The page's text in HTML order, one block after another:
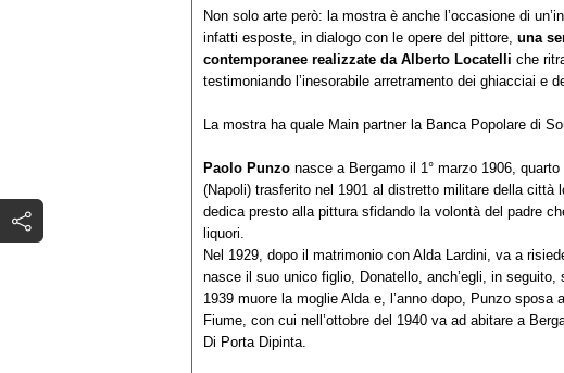
Non solo arte però: la mostra è anche l’occasione di
infatti esposte, in dialogo con le opere del pittore, una
contemporanee realizzate da Alberto Locatelli che
testimoniando l’inesorabile arretramento dei ghiacciai e
La mostra ha quale Main partner la Banca Popolare di
Paolo Punzo nasce a Bergamo il 1° marzo 1906,
(Napoli) trasferito nel 1901 al distretto militare della città
dedica presto alla pittura sfidando la volontà del padre
liquori.
Nel 1929, dopo il matrimonio con Alda Lardini, va a
nasce il suo unico figlio, Donatello, anch’egli, in
1939 muore la moglie Alda e, l’anno dopo, Punzo
Fiume, con cui nell’ottobre del 1940 va ad abitare a
Di Porta Dipinta.